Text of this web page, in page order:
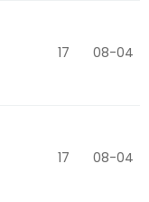
17 08-04
17 08-04